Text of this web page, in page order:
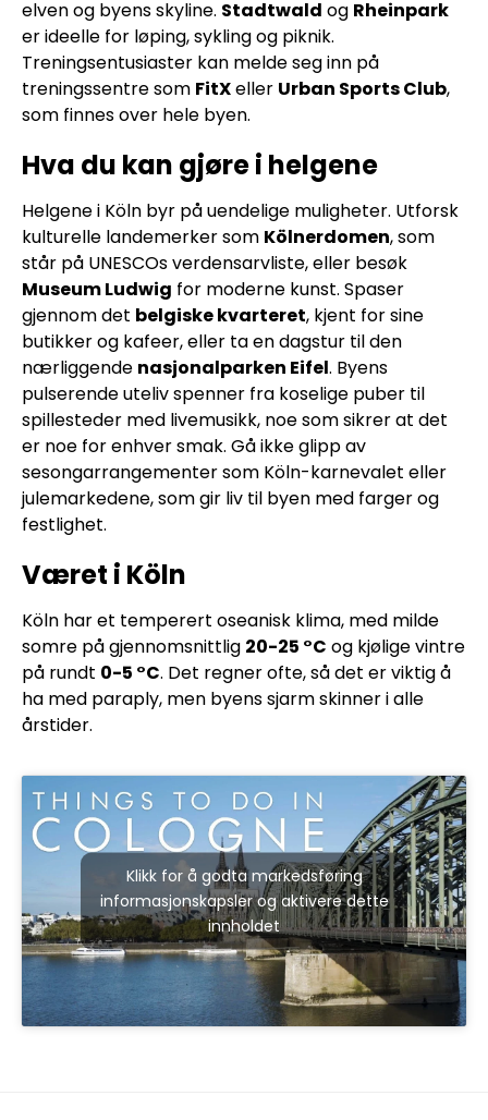
elven og byens skyline. Stadtwald og Rheinpark
er ideelle for løping, sykling og piknik.
Treningsentusiaster kan melde seg inn på
treningssentre som FitXeller Urban Sports Club,
som finnes over hele byen.
Hva du kan gjøre i helgene
Helgene i Köln byr på uendelige muligheter. Utforsk
kulturelle landemerker som Kölnerdomen, som
står på UNESCOs verdensarvliste, eller besøk
Museum Ludwig for moderne kunst. Spaser
gjennom det belgiske kvarteret, kjent for sine
butikker og kafeer, eller ta en dagstur til den
nærliggende nasjonalparken Eifel. Byens
pulserende uteliv spenner fra koselige puber til
spillesteder med livemusikk, noe som sikrer at det
er noe for enhver smak. Gå ikke glipp av
sesongarrangementer som Köln-karnevalet eller
julemarkedene, som gir liv til byen med farger og
festlighet.
Været i Köln
Köln har et temperert oseanisk klima, med milde
somre på gjennomsnittlig 20-25 °C og kjølige vintre
på rundt 0-5 °C. Det regner ofte, så det er viktig å
ha med paraply, men byens sjarm skinner i alle
årstider.
Klikk for å godta markedsføring
informasjonskapsler og aktivere dette
innholdet